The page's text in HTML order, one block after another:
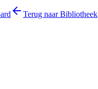
Terug naar Bibliotheek